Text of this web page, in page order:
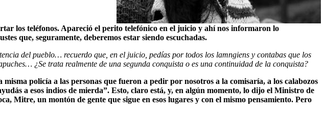
los teléfonos. Apareció el perito telefónico en el juicio y ahí nos informaron lo
que, seguramente, deberemos estar siendo escuchadas.
del pueblo… recuerdo que, en el juicio, pedías por todos los lamngiens y contabas que los
¿Se trata realmente de una segunda conquista o es una continuidad de la conquista?
policía a las personas que fueron a pedir por nosotros a la comisaría, a los calabozos
a esos indios de mierda”. Esto, claro está, y, en algún momento, lo dijo el Ministro de
Mitre, un montón de gente que sigue en esos lugares y con el mismo pensamiento. Pero